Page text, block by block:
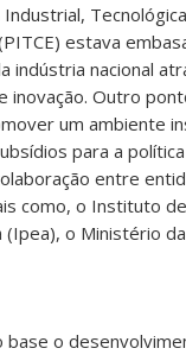
estava
indústria nacional
inovação. Outro
um ambiente
para a
entre
como, o Instituto
(Ipea), o Ministério
base o